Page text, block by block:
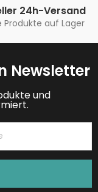
24h-Versand
Produkte auf Lager
Newsletter
und